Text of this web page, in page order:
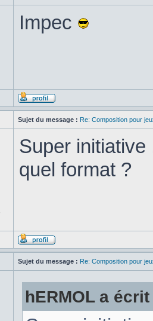
Impec
Sujet du message : Re: Composition pour
Super
quel format ?
Sujet du message : Re: Composition pour
hERMOL a